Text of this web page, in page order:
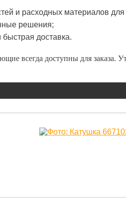
и расходных материалов для
решения;
доставка.
всегда доступны для заказа.